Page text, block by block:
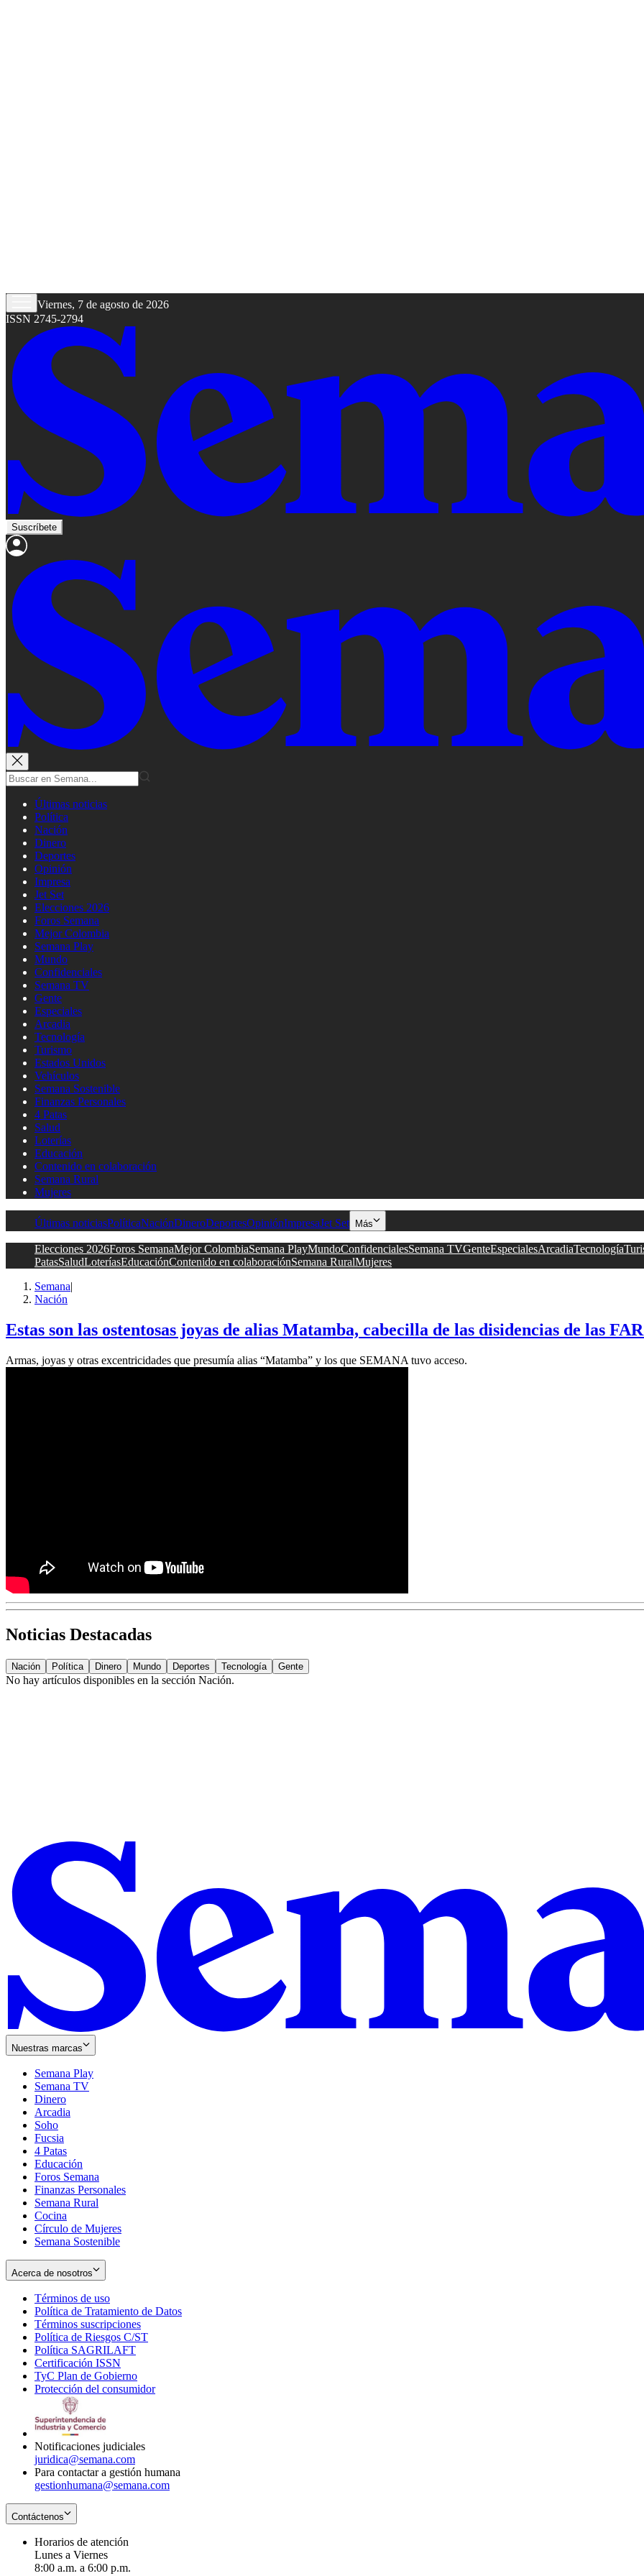
Viernes, 7 de agosto de 2026
ISSN 2745-2794
Suscríbete
Últimas noticias
Política
Nación
Dinero
Deportes
Opinión
Impresa
Jet Set
Elecciones 2026
Foros Semana
Mejor Colombia
Semana Play
Mundo
Confidenciales
Semana TV
Gente
Especiales
Arcadia
Tecnología
Turismo
Estados Unidos
Vehículos
Semana Sostenible
Finanzas Personales
4 Patas
Salud
Loterías
Educación
Contenido en colaboración
Semana Rural
Mujeres
Últimas noticiasPolíticaNaciónDineroDeportesOpiniónImpresaJet Set Más
Elecciones 2026Foros SemanaMejor ColombiaSemana PlayMundoConfidencialesSemana TVGenteEspecialesArcadiaTecnología
PatasSaludLoteríasEducaciónContenido en colaboraciónSemana RuralMujeres
Semana|
Nación
Estas son las ostentosas joyas de alias Matamba, cabecilla de las disidencias de las
Armas, joyas y otras excentricidades que presumía alias “Matamba” y los que SEMANA tuvo acceso.
Noticias Destacadas
Nación Política Dinero Mundo Deportes Tecnología Gente
No hay artículos disponibles en la sección Nación.
Nuestras marcas
Semana Play
Semana TV
Dinero
Arcadia
Soho
in
new
window
Fucsia
in
new
window
4 Patas
Educación
Foros Semana
Finanzas Personales
Semana Rural
Cocina
Círculo de Mujeres
Semana Sostenible
Acerca de nosotros
Términos de uso
in
new
window
Política de Tratamiento de Datos
Términos suscripciones
in
Política de Riesgos C/ST
Política SAGRILAFT
new
window
Certificación ISSN
in
new
TyC Plan de Gobierno
in
Protección del consumidorOpens
Notificaciones judiciales
juridica@semana.com
Para contactar a gestión humana
gestionhumana@semana.com
Contáctenos
Horarios de atención
Lunes a Viernes
8:00 a.m. a 6:00 p.m.